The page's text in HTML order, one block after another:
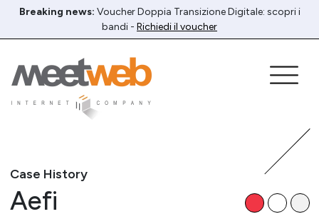
Breaking news: Voucher Doppia Transizione Digitale: scopri i
bandi - Richiedi il voucher
Case History
Aefi